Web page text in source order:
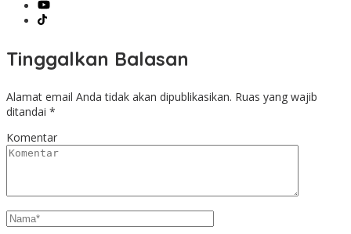
Tinggalkan Balasan
Alamat email Anda tidak akan dipublikasikan. Ruas yang wajib
ditandai *
Komentar